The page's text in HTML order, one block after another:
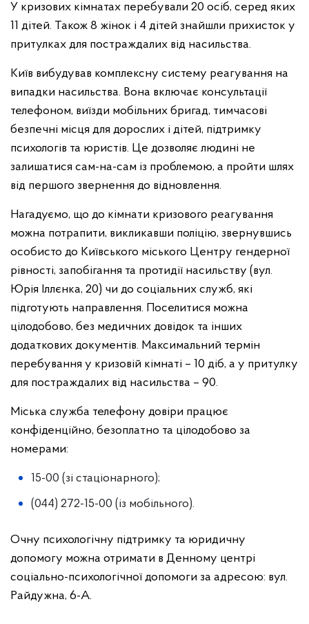
У кризових кімнатах перебували 20 осіб, серед яких
11 дітей. Також 8 жінок і 4 дітей знайшли прихисток у
притулках для постраждалих від насильства.
Київ вибудував комплексну систему реагування на
випадки насильства. Вона включає консультації
телефоном, виїзди мобільних бригад, тимчасові
безпечні місця для дорослих і дітей, підтримку
психологів та юристів. Це дозволяє людині не
залишатися сам-на-сам із проблемою, а пройти шлях
від першого звернення до відновлення.
Нагадуємо, що до кімнати кризового реагування
можна потрапити, викликавши поліцію, звернувшись
особисто до Київського міського Центру гендерної
рівності, запобігання та протидії насильству (вул.
Юрія Іллєнка, 20) чи до соціальних служб, які
підготують направлення. Поселитися можна
цілодобово, без медичних довідок та інших
додаткових документів. Максимальний термін
перебування у кризовій кімнаті – 10 діб, а у притулку
для постраждалих від насильства – 90.
Міська служба телефону довіри працює
конфіденційно, безоплатно та цілодобово за
номерами:
15-00 (зі стаціонарного);
(044) 272-15-00 (із мобільного).
Очну психологічну підтримку та юридичну
допомогу можна отримати в Денному центрі
соціально-психологічної допомоги за адресою: вул.
Райдужна, 6-А.